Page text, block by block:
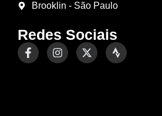
Brooklin - São Paulo
Redes Sociais